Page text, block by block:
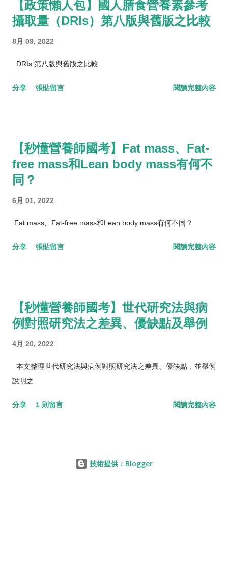
【政策懶人包】國人膳食營養素參考
攝取量（DRIs）第八版與舊版之比較
8月 09, 2022
DRIs 第八版與舊版之比較
分享 張貼留言 閱讀完整內容
【秒懂營養師國考】Fat mass、Fat-
free mass和Lean body mass有何不
同？
6月 01, 2022
Fat mass、Fat-free mass和Lean body mass有何不同？
分享 張貼留言 閱讀完整內容
【秒懂營養師國考】世代研究法與病
例對照研究法之差異、優缺點及舉例
4月 20, 2022
本文整理世代研究法與病例對照研究法之差異、優缺點，並舉例
說明之
分享 1 則留言 閱讀完整內容
技術提供：Blogger